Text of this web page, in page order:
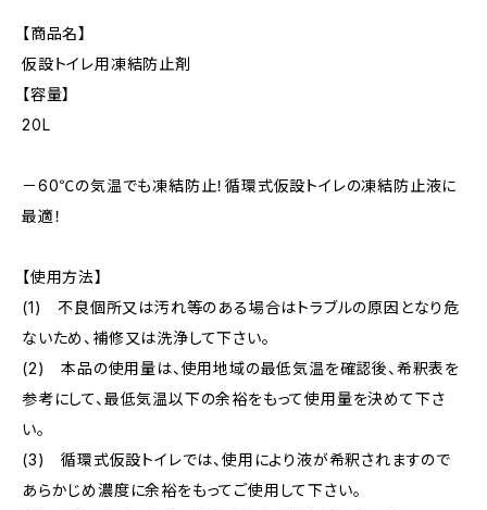
【商品名】
仮設トイレ用凍結防止剤
【容量】
20L
－60℃の気温でも凍結防止！循環式仮設トイレの凍結防止液に
最適！
【使用方法】
(1) 不良個所又は汚れ等のある場合はトラブルの原因となり危
ないため、補修又は洗浄して下さい。
(2) 本品の使用量は、使用地域の最低気温を確認後、希釈表を
参考にして、最低気温以下の余裕をもって使用量を決めて下さ
い。
(3) 循環式仮設トイレでは、使用により液が希釈されますので
あらかじめ濃度に余裕をもってご使用して下さい。